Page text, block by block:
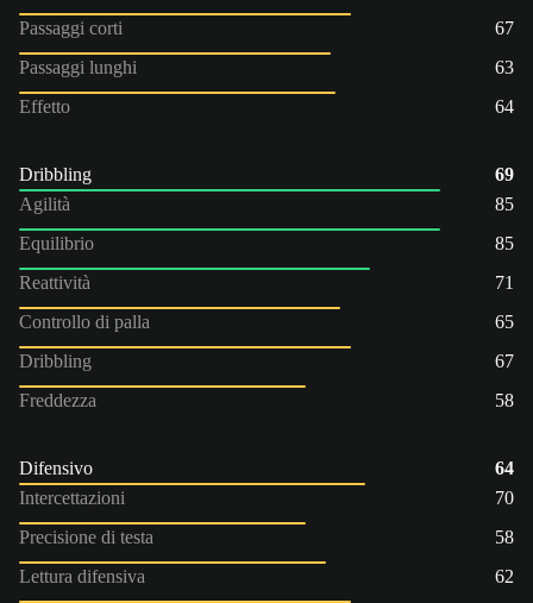
Passaggi corti
67
Passaggi lunghi
63
Effetto
64
Dribbling
69
Agilità
85
Equilibrio
85
Reattività
71
Controllo di palla
65
Dribbling
67
Freddezza
58
Difensivo
64
Intercettazioni
70
Precisione di testa
58
Lettura difensiva
62